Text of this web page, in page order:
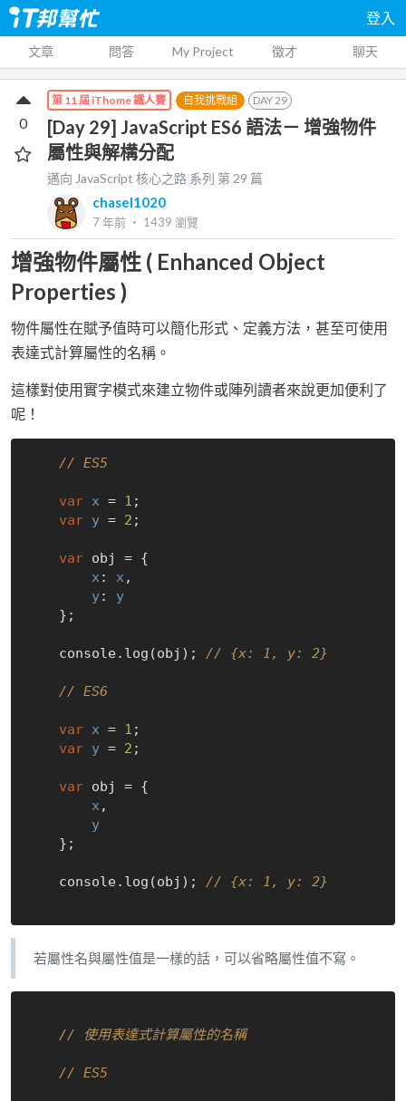
登入
文章 問答 My Project 徵才 聊天
第 11 屆 iThome 鐵人賽 自我挑戰組 DAY29
[Day 29] JavaScript ES6 語法－ 增強物件
屬性與解構分配
邁向 JavaScript 核心之路 系列 第29 篇
chasel1020
7 年前 ‧ 1439 瀏覽
0
增強物件屬性 ( Enhanced Object
Properties )
物件屬性在賦予值時可以簡化形式、定義方法，甚至可使用
表達式計算屬性的名稱。
這樣對使用實字模式來建立物件或陣列讀者來說更加便利了
呢！
// ES5
var x = 1 ;
var y = 2 ;
var obj = {
x : x ,
y: y
    console.log(obj);
// {x: 1, y: 2}
// ES6
var x = 1 ;
var y = 2 ;
var obj = {
x ,
y
    console.log(obj);
// {x: 1, y: 2}
若屬性名與屬性值是一樣的話，可以省略屬性值不寫。
// 使用表達式計算屬性的名稱
// ES5